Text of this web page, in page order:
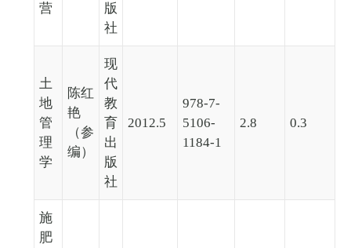
营
版
社
土
地
管
理
学
陈红
艳
（参
编）
现
代
教
育
出
版
社
2012.5
978-7-
5106-
1184-1
2.8 0.3
施
肥